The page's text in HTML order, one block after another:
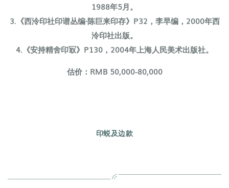
1988年5月。
3.《西泠印社印谱丛编·陈巨来印存》P32，李早编，2000年西
泠印社出版。
4.《安持精舍印冣》P130，2004年上海人民美术出版社。
估价：RMB 50,000-80,000
印蜕及边款